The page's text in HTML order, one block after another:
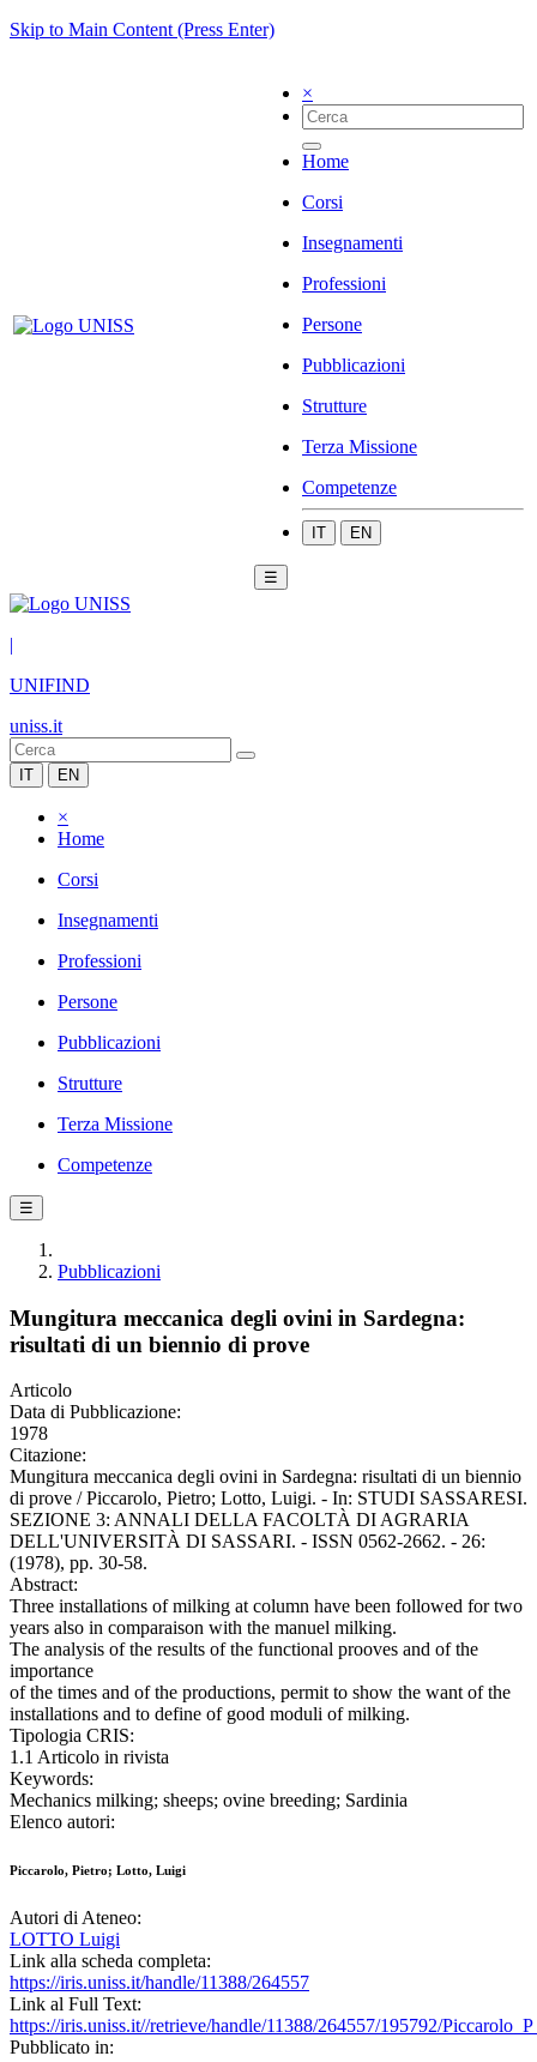
Skip to Main Content (Press Enter)
×
Home
Corsi
Insegnamenti
Professioni
Persone
Pubblicazioni
Strutture
Terza Missione
Competenze
IT EN
☰
|
UNIFIND
uniss.it
IT EN
×
Home
Corsi
Insegnamenti
Professioni
Persone
Pubblicazioni
Strutture
Terza Missione
Competenze
☰
Pubblicazioni
Mungitura meccanica degli ovini in Sardegna:
risultati di un biennio di prove
Articolo
Data di Pubblicazione:
1978
Citazione:
Mungitura meccanica degli ovini in Sardegna: risultati di un biennio
di prove / Piccarolo, Pietro; Lotto, Luigi. - In: STUDI SASSARESI.
SEZIONE 3: ANNALI DELLA FACOLTÀ DI AGRARIA
DELL'UNIVERSITÀ DI SASSARI. - ISSN 0562-2662. - 26:
(1978), pp. 30-58.
Abstract:
Three installations of milking at column have been followed for two
years also in comparaison with the manuel milking.
The analysis of the results of the functional prooves and of the
importance
of the times and of the productions, permit to show the want of the
installations and to define of good moduli of milking.
Tipologia CRIS:
1.1 Articolo in rivista
Keywords:
Mechanics milking; sheeps; ovine breeding; Sardinia
Elenco autori:
Piccarolo, Pietro; Lotto, Luigi
Autori di Ateneo:
LOTTO Luigi
Link alla scheda completa:
https://iris.uniss.it/handle/11388/264557
Link al Full Text:
https://iris.uniss.it//retrieve/handle/11388/264557/195792/
Pubblicato in: